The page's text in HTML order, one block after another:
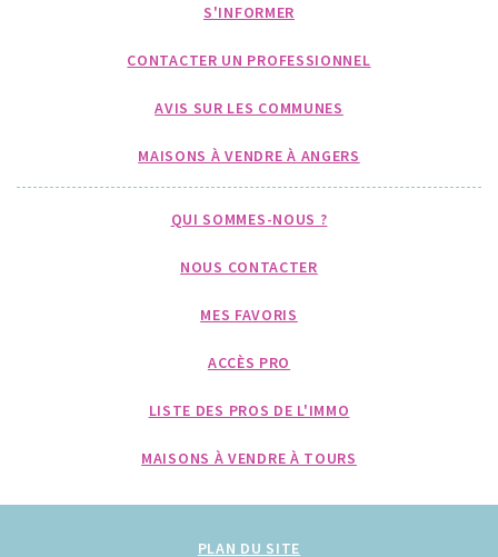
S'INFORMER
CONTACTER UN PROFESSIONNEL
AVIS SUR LES COMMUNES
MAISONS À VENDRE À ANGERS
QUI SOMMES-NOUS ?
NOUS CONTACTER
MES FAVORIS
ACCÈS PRO
LISTE DES PROS DE L'IMMO
MAISONS À VENDRE À TOURS
PLAN DU SITE